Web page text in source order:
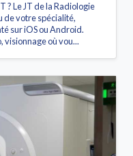
? Le JT de la Radiologie
de votre spécialité,
sur iOS ou Android.
visionnage où vou...